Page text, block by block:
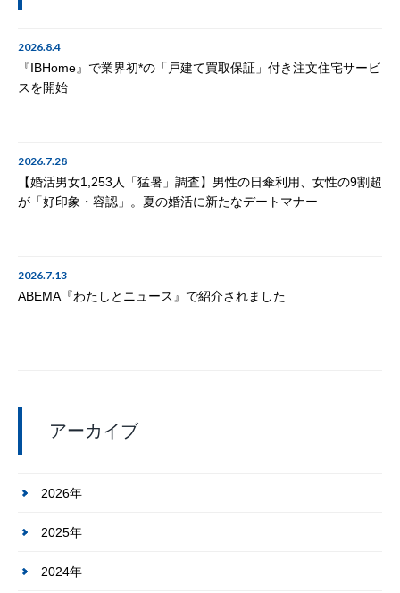
2026.8.4
『IBHome』で業界初*の「戸建て買取保証」付き注文住宅サービ
スを開始
2026.7.28
【婚活男女1,253人「猛暑」調査】男性の日傘利用、女性の9割超
が「好印象・容認」。夏の婚活に新たなデートマナー
2026.7.13
ABEMA『わたしとニュース』で紹介されました
アーカイブ
2026年
2025年
2024年